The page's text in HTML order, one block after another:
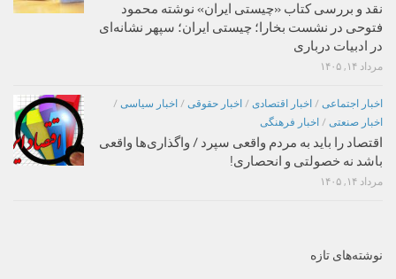
نقد و بررسی کتاب «چیستی ایران» نوشته محمود
فتوحی در نشست بخارا؛ چیستی ایران؛ سپهر نشانه‌ای
در ادبیات درباری
مرداد ۱۴, ۱۴۰۵
اخبار اجتماعی / اخبار اقتصادی / اخبار حقوقی / اخبار سیاسی /
اخبار صنعتی / اخبار فرهنگی
اقتصاد را باید به مردم واقعی سپرد / واگذاری‌ها واقعی
باشد نه خصولتی و انحصاری!
مرداد ۱۴, ۱۴۰۵
نوشته‌های تازه